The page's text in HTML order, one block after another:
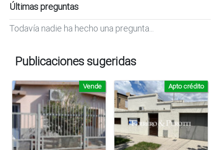
Últimas preguntas
Todavía nadie ha hecho una pregunta...
Publicaciones sugeridas
Vende Apto crédito